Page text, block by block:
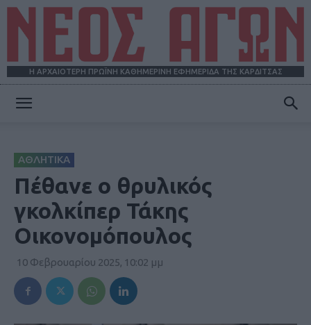
Η ΑΡΧΑΙΟΤΕΡΗ ΠΡΩΪΝΗ ΚΑΘΗΜΕΡΙΝΗ ΕΦΗΜΕΡΙΔΑ ΤΗΣ ΚΑΡΔΙΤΣΑΣ
ΑΘΛΗΤΙΚΑ
Πέθανε ο θρυλικός
γκολκίπερ Τάκης
Οικονομόπουλος
10 Φεβρουαρίου 2025, 10:02 μμ